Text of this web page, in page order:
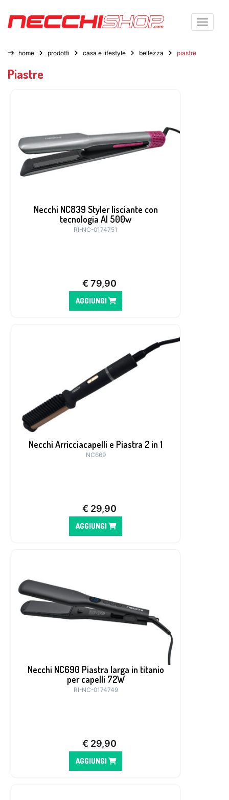
Toggle
home prodotti casa e lifestyle bellezza piastre
Piastre
Necchi NC839 Styler lisciante con
tecnologia AI 500w
RI-NC-0174751
€ 79,90
AGGIUNGI
Necchi Arricciacapelli e Piastra 2 in 1
NC669
€ 29,90
AGGIUNGI
Necchi NC690 Piastra larga in titanio
per capelli 72W
RI-NC-0174749
€ 29,90
AGGIUNGI